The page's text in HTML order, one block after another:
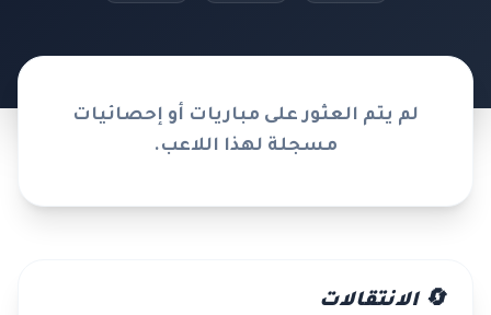
لم يتم العثور على مباريات أو إحصائيات
مسجلة لهذا اللاعب.
🔄 الانتقالات